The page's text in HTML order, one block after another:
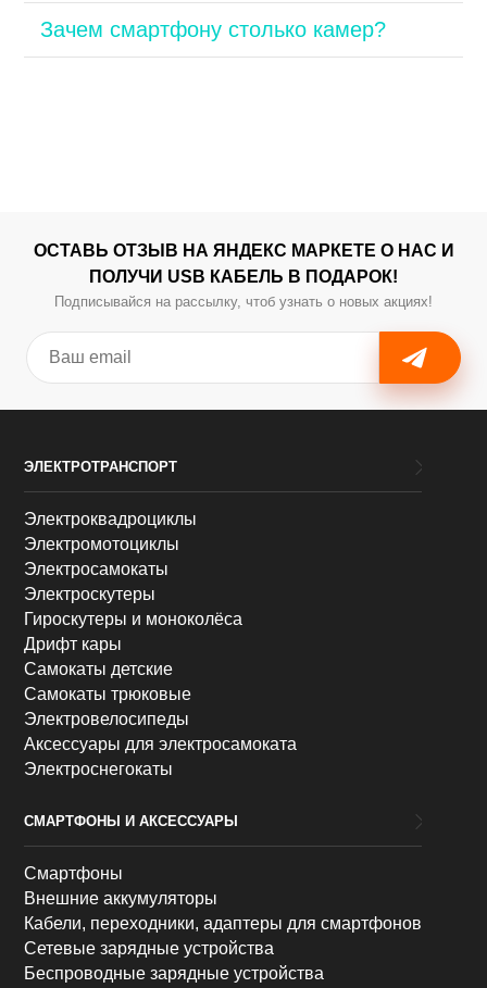
Зачем смартфону столько камер?
ОСТАВЬ ОТЗЫВ НА ЯНДЕКС МАРКЕТЕ О НАС И
ПОЛУЧИ USB КАБЕЛЬ В ПОДАРОК!
Подписывайся на рассылку, чтоб узнать о новых акциях!
ЭЛЕКТРОТРАНСПОРТ
Электроквадроциклы
Электромотоциклы
Электросамокаты
Электроскутеры
Гироскутеры и моноколёса
Дрифт кары
Самокаты детские
Самокаты трюковые
Электровелосипеды
Аксессуары для электросамоката
Электроснегокаты
СМАРТФОНЫ И АКСЕССУАРЫ
Смартфоны
Внешние аккумуляторы
Кабели, переходники, адаптеры для смартфонов
Сетевые зарядные устройства
Беспроводные зарядные устройства